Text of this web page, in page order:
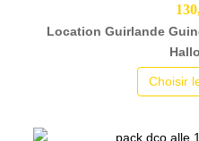
Location Guirlande
Choisir